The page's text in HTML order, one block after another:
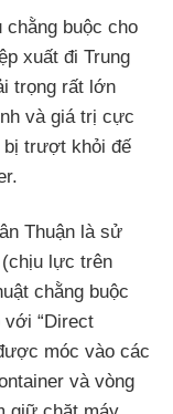
chằng buộc cho
xuất đi Trung
trọng rất lớn
và giá trị cực
bị trượt khỏi đế
Thuận là sử
(chịu lực trên
chằng buộc
với “Direct
móc vào các
và vòng